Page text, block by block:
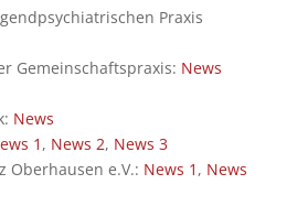
Praxis
Gemeinschaftspraxis: News
News
1 , News 2, News 3
Oberhausen e.V.: News 1 , News